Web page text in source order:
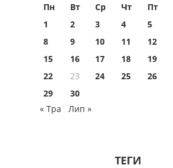
Пн Вт Ср Чт Пт
1
2 3 4 5
8
9 10 11 12
15
16 17 18 19
22
23 24 25 26
29
30
« Тра
Лип »
ТЕГИ